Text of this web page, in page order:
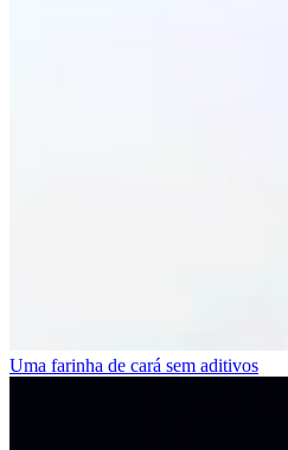
Uma farinha de cará sem aditivos